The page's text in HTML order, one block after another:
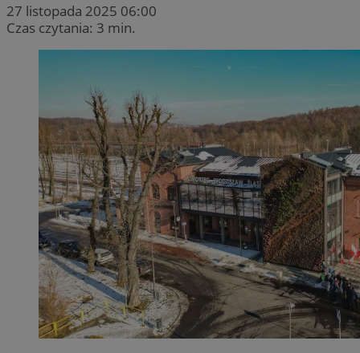
27 listopada 2025 06:00
Czas czytania: 3 min.